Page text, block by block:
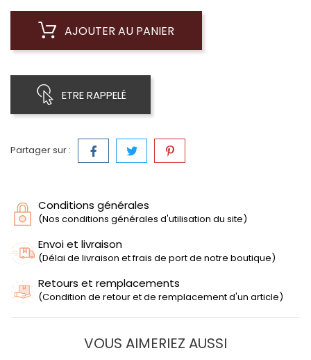
AJOUTER AU PANIER
ETRE RAPPELÉ
Partager sur :
Conditions générales
(Nos conditions générales d'utilisation du site)
Envoi et livraison
(Délai de livraison et frais de port de notre boutique)
Retours et remplacements
(Condition de retour et de remplacement d'un article)
VOUS AIMERIEZ AUSSI